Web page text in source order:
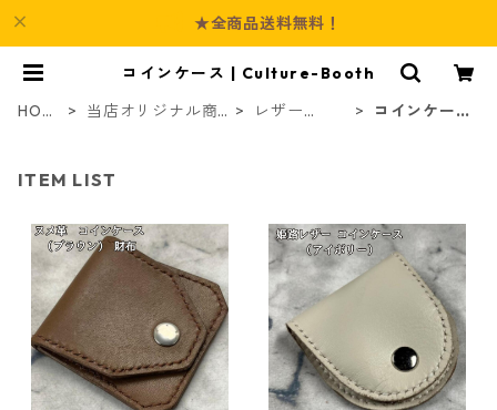
★全商品送料無料！
コインケース | Culture-Booth
HOM
当店オリジナル商
レザー
コインケー
ITEM LIST